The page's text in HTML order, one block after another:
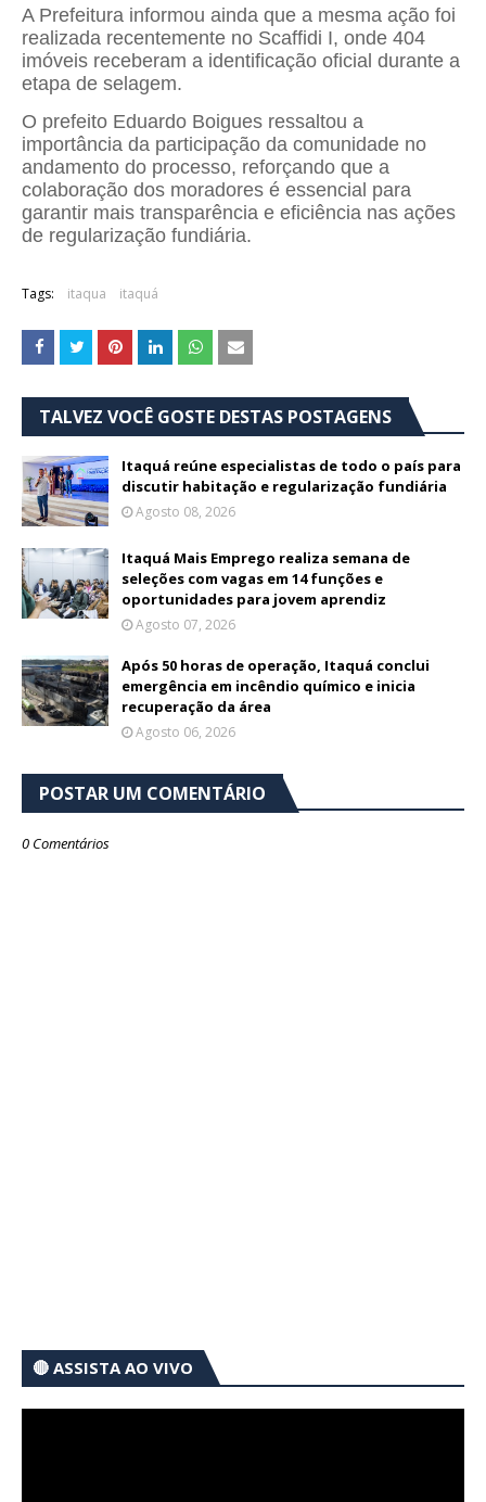
A Prefeitura informou ainda que a mesma ação foi
realizada recentemente no Scaffidi I, onde 404
imóveis receberam a identificação oficial durante a
etapa de selagem.
O prefeito Eduardo Boigues ressaltou a
importância da participação da comunidade no
andamento do processo, reforçando que a
colaboração dos moradores é essencial para
garantir mais transparência e eficiência nas ações
de regularização fundiária.
Tags: itaqua itaquá
TALVEZ VOCÊ GOSTE DESTAS POSTAGENS
Itaquá reúne especialistas de todo o país para
discutir habitação e regularização fundiária
Agosto 08, 2026
Itaquá Mais Emprego realiza semana de
seleções com vagas em 14 funções e
oportunidades para jovem aprendiz
Agosto 07, 2026
Após 50 horas de operação, Itaquá conclui
emergência em incêndio químico e inicia
recuperação da área
Agosto 06, 2026
POSTAR UM COMENTÁRIO
0 Comentários
🔴 ASSISTA AO VIVO